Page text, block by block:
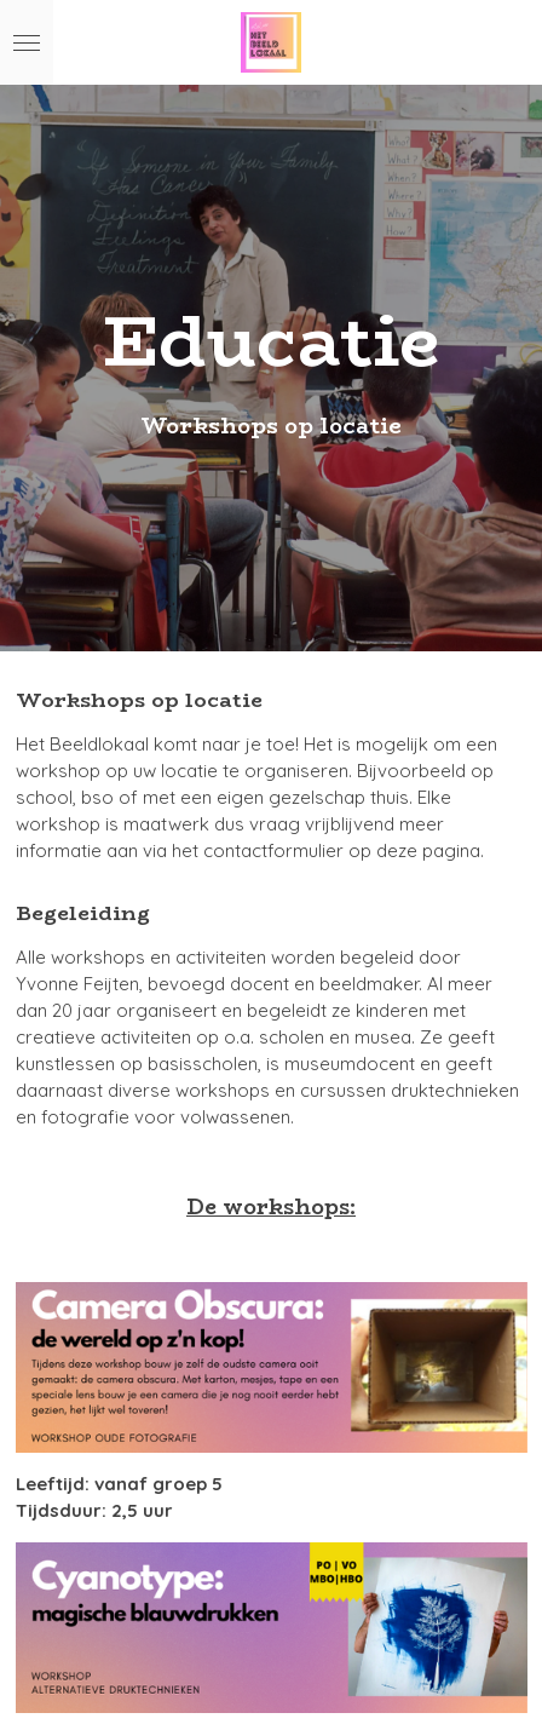
direct
de
hoofdinhoud
Educatie
Workshops op locatie
Workshops op locatie
Het Beeldlokaal komt naar je toe! Het is mogelijk om een
workshop op uw locatie te organiseren. Bijvoorbeeld op
school, bso of met een eigen gezelschap thuis. Elke
workshop is maatwerk dus vraag vrijblijvend meer
informatie aan via het contactformulier op deze pagina.
Begeleiding
Alle workshops en activiteiten worden begeleid door
Yvonne Feijten, bevoegd docent en beeldmaker. Al meer
dan 20 jaar organiseert en begeleidt ze kinderen met
creatieve activiteiten op o.a. scholen en musea. Ze geeft
kunstlessen op basisscholen, is museumdocent en geeft
daarnaast diverse workshops en cursussen druktechnieken
en fotografie voor volwassenen.
De workshops:
Leeftijd: vanaf groep 5
Tijdsduur: 2,5 uur